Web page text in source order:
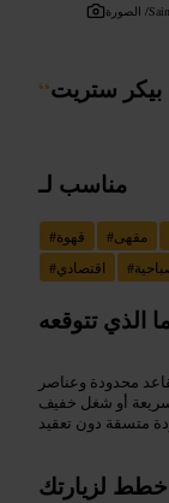
الصورة /
“ستريت
مناسب لـ
#قهوة #مقهى
#اقتصادي #
الذي تتوقعه
محدودة وعناصر
سريعة أو شغل خفيف
خطط لزيارتك